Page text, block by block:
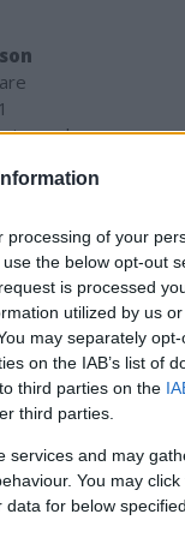
processing of your
the below opt-out
is processed
utilized by us
may separately
on the IAB’s list of
third parties on the
third parties.
services and may
You may
for below